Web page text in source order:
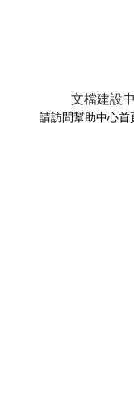
文檔建設
請訪問幫助中心首